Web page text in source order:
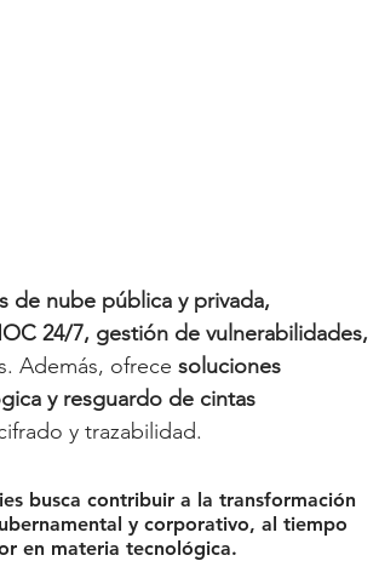
de nube pública y privada,
24/7, gestión de vulnerabilidades,
Además, ofrece soluciones
y resguardo de cintas
y trazabilidad.
busca contribuir a la transformación
y corporativo, al tiempo
en materia tecnológica.